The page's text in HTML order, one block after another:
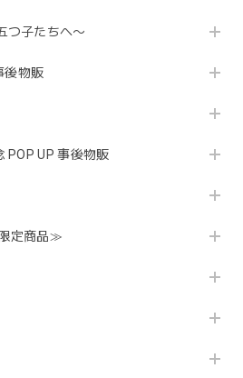
つ子たちへ〜
後物販
POP UP 事後物販
定商品≫